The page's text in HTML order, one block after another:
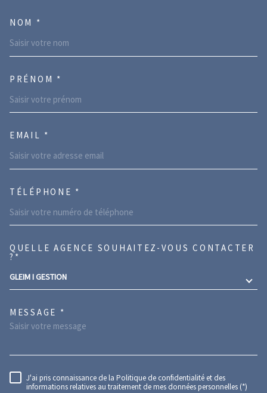
NOM *
PRÉNOM *
EMAIL *
TÉLÉPHONE *
TRAD_MELTEM_VOREDEMANDE
QUELLE AGENCE SOUHAITEZ-VOUS CONTACTER
?*
GLEIM I GESTION
MESSAGE *
RÈGLEMENTATION
J'ai pris connaissance de la Politique de confidentialité et des
informations relatives au traitement de mes données personnelles (*)